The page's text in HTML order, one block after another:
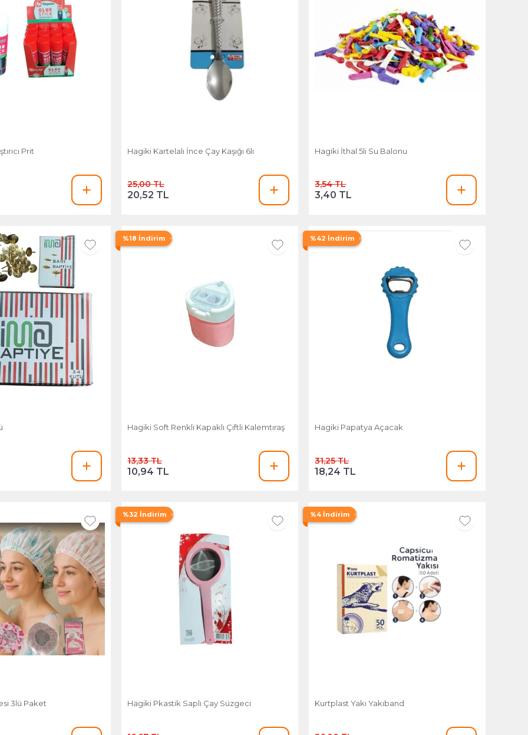
Prit Hagiki Kartelalı İnce Çay Kaşığı 6lı
25,00 TL
20,52 TL
Hagiki İthal 5li Su Balonu
3,54 TL
3,40 TL
%18 İndirim
Hagiki Soft Renkli Kapaklı Çiftli Kalemtıraş
13,33 TL
10,94 TL
%42 İndirim
Hagiki Papatya Açacak
31,25 TL
18,24 TL
3lü Paket
%32 İndirim
Hagiki Pkastik Saplı Çay Süzgeci
%4 İndirim
Kurtplast Yakı Yakıband